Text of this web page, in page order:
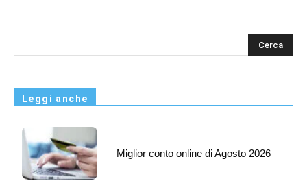
s
Leggi anche
Miglior conto online di Agosto 2026